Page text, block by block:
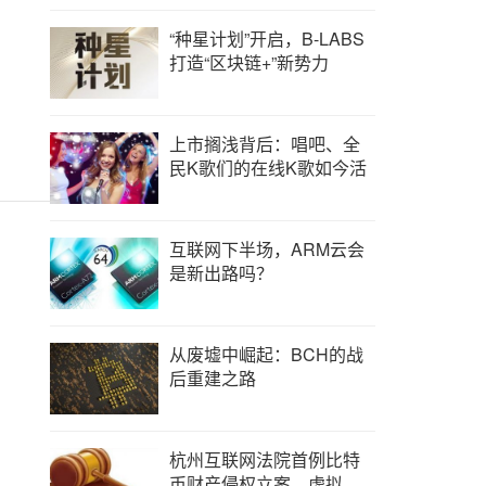
“种星计划”开启，B-LABS
打造“区块链+”新势力
上市搁浅背后：唱吧、全
民K歌们的在线K歌如今活
互联网下半场，ARM云会
是新出路吗？
从废墟中崛起：BCH的战
后重建之路
杭州互联网法院首例比特